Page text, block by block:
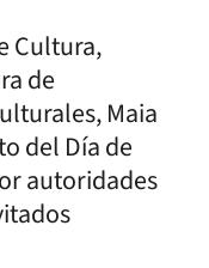
Cultura,
de
Maia
del Día de
autoridades